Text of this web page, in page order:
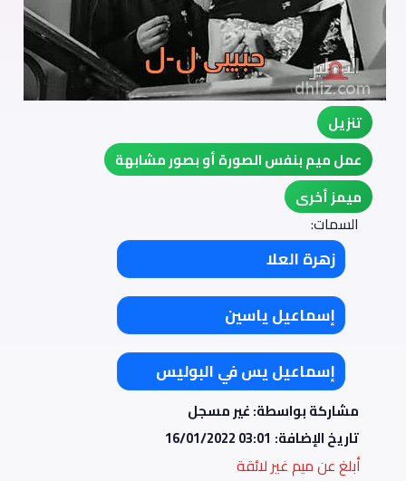
تنزيل
عمل ميم بنفس الصورة أو بصور مشابهة
ميمز أخرى
السمات:
زهرة العلا
إسماعيل ياسين
إسماعيل يس في البوليس
مشاركة بواسطة: غير مسجل
تاريخ الإضافة: 16/01/2022 03:01
أبلغ عن ميم غير لائقة